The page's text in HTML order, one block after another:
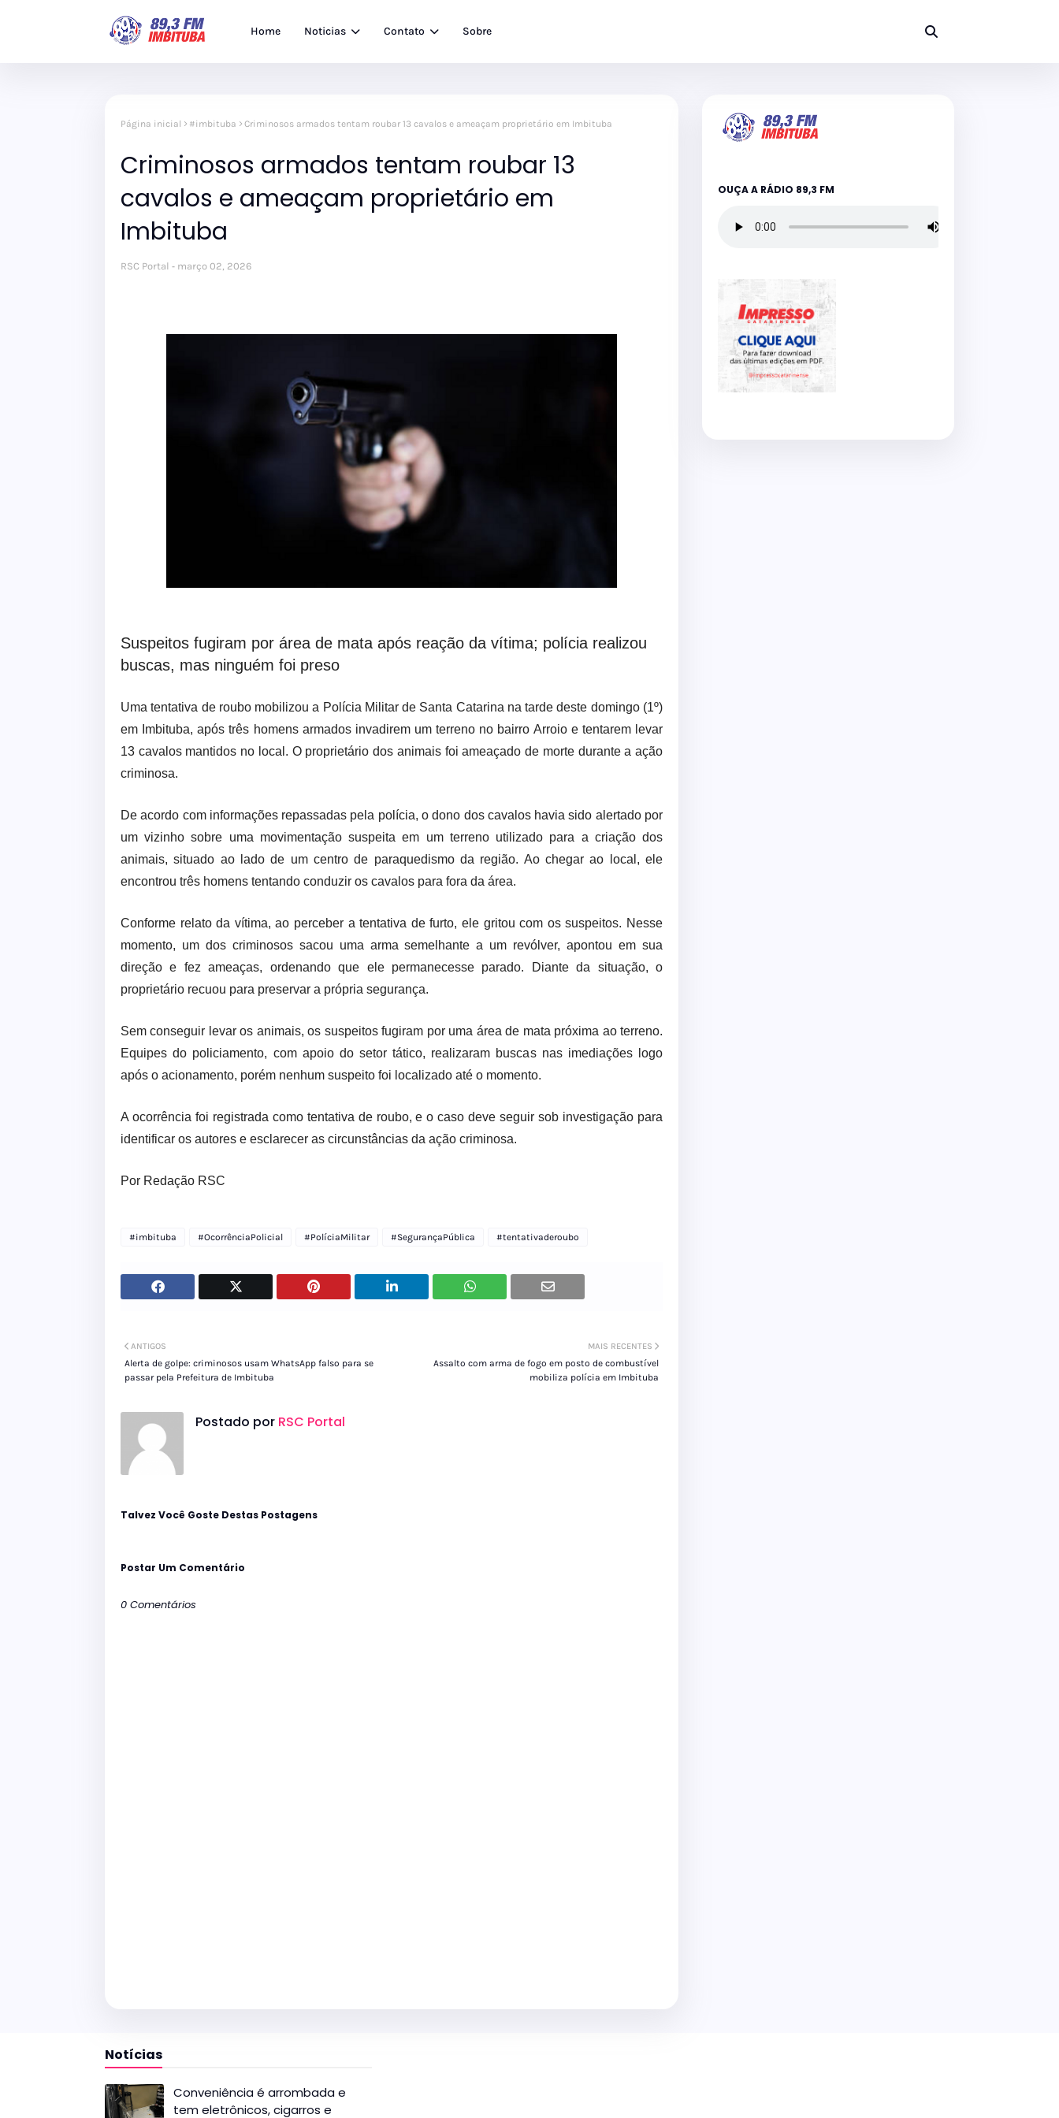
Home Noticias Contato Sobre
Página inicial #imbituba Criminosos armados tentam roubar 13 cavalos e ameaçam proprietário em Imbituba
Criminosos armados tentam roubar 13
cavalos e ameaçam proprietário em
Imbituba
RSC Portal março 02, 2026
Suspeitos fugiram por área de mata após reação da vítima; polícia realizou
buscas, mas ninguém foi preso
Uma tentativa de roubo mobilizou a Polícia Militar de Santa Catarina na tarde deste domingo (1º)
em Imbituba, após três homens armados invadirem um terreno no bairro Arroio e tentarem levar
13 cavalos mantidos no local. O proprietário dos animais foi ameaçado de morte durante a ação
criminosa.
De acordo com informações repassadas pela polícia, o dono dos cavalos havia sido alertado por
um vizinho sobre uma movimentação suspeita em um terreno utilizado para a criação dos
animais, situado ao lado de um centro de paraquedismo da região. Ao chegar ao local, ele
encontrou três homens tentando conduzir os cavalos para fora da área.
Conforme relato da vítima, ao perceber a tentativa de furto, ele gritou com os suspeitos. Nesse
momento, um dos criminosos sacou uma arma semelhante a um revólver, apontou em sua
direção e fez ameaças, ordenando que ele permanecesse parado. Diante da situação, o
proprietário recuou para preservar a própria segurança.
Sem conseguir levar os animais, os suspeitos fugiram por uma área de mata próxima ao terreno.
Equipes do policiamento, com apoio do setor tático, realizaram buscas nas imediações logo
após o acionamento, porém nenhum suspeito foi localizado até o momento.
A ocorrência foi registrada como tentativa de roubo, e o caso deve seguir sob investigação para
identificar os autores e esclarecer as circunstâncias da ação criminosa.
Por Redação RSC
#imbituba #OcorrênciaPolicial #PolíciaMilitar #SegurançaPública #tentativaderoubo
MAIS RECENTES
Assalto com arma de fogo em posto de combustível
mobiliza polícia em Imbituba
ANTIGOS
Alerta de golpe: criminosos usam WhatsApp falso para se
passar pela Prefeitura de Imbituba
Postado por RSC Portal
Talvez Você Goste Destas Postagens
Postar Um Comentário
0 Comentários
OUÇA A RÁDIO 89,3 FM
Notícias
Conveniência é arrombada e
tem eletrônicos, cigarros e